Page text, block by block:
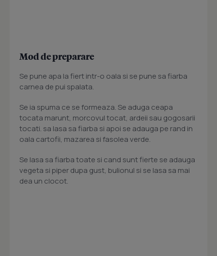
Mod de preparare
Se pune apa la fiert intr-o oala si se pune sa fiarba
carnea de pui spalata.
Se ia spuma ce se formeaza. Se aduga ceapa
tocata marunt, morcovul tocat, ardeii sau gogosarii
tocati. sa lasa sa fiarba si apoi se adauga pe rand in
oala cartofii, mazarea si fasolea verde.
Se lasa sa fiarba toate si cand sunt fierte se adauga
vegeta si piper dupa gust, bulionul si se lasa sa mai
dea un clocot.